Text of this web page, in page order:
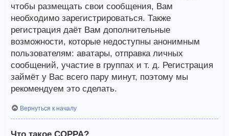
чтобы размещать свои сообщения, Вам
необходимо зарегистрироваться. Также
регистрация даёт Вам дополнительные
возможности, которые недоступны анонимным
пользователям: аватары, отправка личных
сообщений, участие в группах и т. д. Регистрация
займёт у Вас всего пару минут, поэтому мы
рекомендуем это сделать.
Вернуться к началу